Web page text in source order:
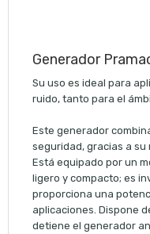
Generador
Su uso es ideal para
ruido, tanto para el
Este generador
seguridad, gracias a su
Está equipado por un
ligero y compacto; es
proporciona una
aplicaciones. Dispone
detiene el generador